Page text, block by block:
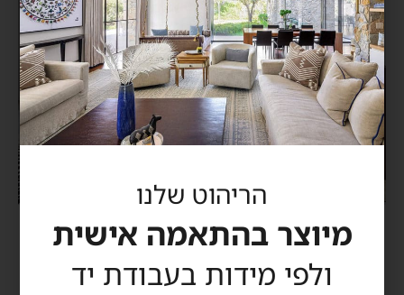
Boxer chair
הריהוט שלנו
מיוצר בהתאמה אישית
ולפי מידות בעבודת יד